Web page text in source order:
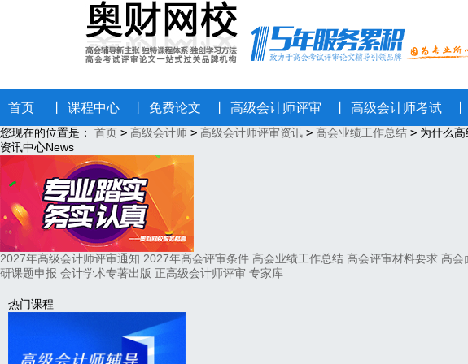
首页 课程中心 免费论文 高级会计师评审 高级会计师考试
您现在的位置是： 首页 > 高级会计师 > 高级会计师评审资讯 > 高会业绩工作总结 > 为什么
资讯中心News
2027年高级会计师评审通知 2027年高会评审条件 高会业绩工作总结 高会评审材料要求 高会
研课题申报 会计学术专著出版 正高级会计师评审 专家库
热门课程